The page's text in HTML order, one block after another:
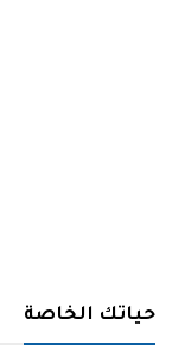
حياتك الخاصة